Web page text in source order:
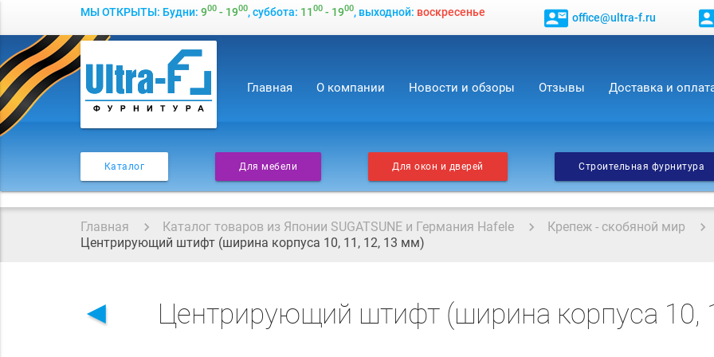
МЫ ОТКРЫТЫ: Будни: 900- 1900, суббота: 1100- 1900, выходной: воскресенье contact_mail office@ultra-f.ru
Главная О компании Новости и обзоры Отзывы Доставка и
Каталог Для мебели Для окон и дверей Строительная фурнитура
Главная Каталог товаров из Японии SUGATSUNE и Германия Hafele Крепеж - скобяной мир
Центрирующий штифт (ширина корпуса 10, 11, 12, 13 мм)
◄ Центрирующий штифт (ширина корпуса 10,